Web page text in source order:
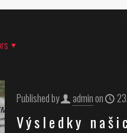
Published by adminon
Výsledky